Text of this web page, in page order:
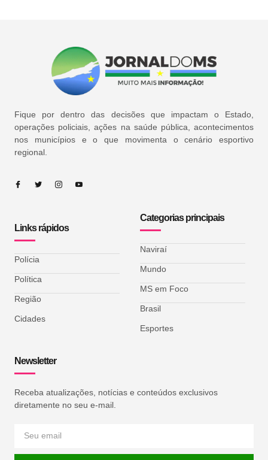
Fique por dentro das decisões que impactam o Estado,
operações policiais, ações na saúde pública, acontecimentos
nos municípios e o que movimenta o cenário esportivo
regional.
Links rápidos
Polícia
Política
Região
Cidades
Categorias principais
Naviraí
Mundo
MS em Foco
Brasil
Esportes
Newsletter
Receba atualizações, notícias e conteúdos exclusivos
diretamente no seu e-mail.